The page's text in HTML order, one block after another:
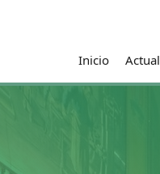
Inicio Actual